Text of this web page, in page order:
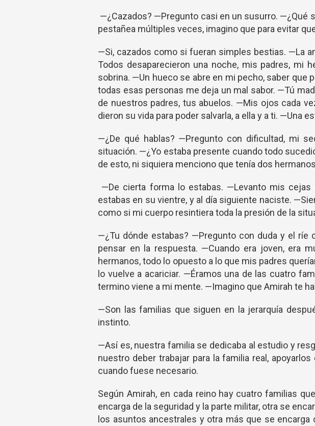
—¿Cazados? —Pregunto casi en un susurro. —¿Qué
pestañea múltiples veces, imagino que para evitar
—Si, cazados como si fueran simples bestias. —La
Todos desaparecieron una noche, mis padres, mi
sobrina. —Un hueco se abre en mi pecho, saber que
todas esas personas me deja un mal sabor. —Tú
de nuestros padres, tus abuelos. —Mis ojos cada
dieron su vida para poder salvarla, a ella y a ti. —Una
—¿De qué hablas? —Pregunto con dificultad, mi
situación. —¿Yo estaba presente cuando todo
de esto, ni siquiera menciono que tenía dos
—De cierta forma lo estabas. —Levanto mis
estabas en su vientre, y al día siguiente naciste.
como si mi cuerpo resintiera toda la presión de la
—¿Tu dónde estabas? —Pregunto con duda y el ríe
pensar en la respuesta. —Cuando era joven, era
hermanos, todo lo opuesto a lo que mis padres
lo vuelve a acariciar. —Éramos una de las cuatro
termino viene a mi mente. —Imagino que Amirah te
—Son las familias que siguen en la jerarquía
instinto.
—Así es, nuestra familia se dedicaba al estudio y
nuestro deber trabajar para la familia real,
cuando fuese necesario.
Según Amirah, en cada reino hay cuatro familias
encarga de la seguridad y la parte militar, otra se
los asuntos ancestrales y otra más que se encarga